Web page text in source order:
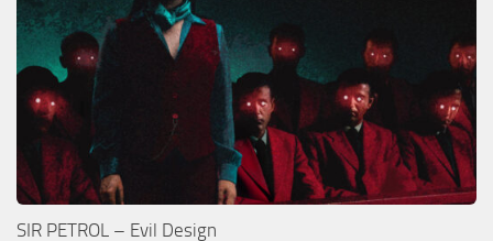
SIR PETROL – Evil Design